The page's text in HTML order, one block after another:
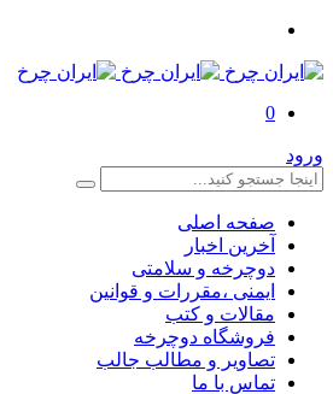
0
ورود
صفحه اصلی
آخرین اخبار
دوچرخه و سلامتی
ایمنی ،مقررات و قوانین
مقالات و کتب
فروشگاه دوچرخه
تصاویر و مطالب جالب
تماس با ما